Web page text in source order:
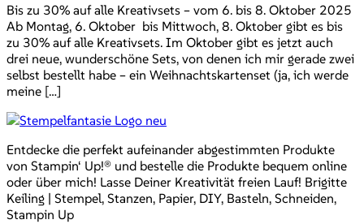
Bis zu 30% auf alle Kreativsets – vom 6. bis 8. Oktober 2025
Ab Montag, 6. Oktober bis Mittwoch, 8. Oktober gibt es bis
zu 30% auf alle Kreativsets. Im Oktober gibt es jetzt auch
drei neue, wunderschöne Sets, von denen ich mir gerade zwei
selbst bestellt habe – ein Weihnachtskartenset (ja, ich werde
meine […]
Entdecke die perfekt aufeinander abgestimmten Produkte
von Stampin‘ Up!® und bestelle die Produkte bequem online
oder über mich! Lasse Deiner Kreativität freien Lauf! Brigitte
Keiling | Stempel, Stanzen, Papier, DIY, Basteln, Schneiden,
Stampin Up